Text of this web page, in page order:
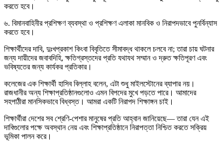
করতে হবে।
৬. বিমানবাহিনীর প্রশিক্ষণ ব্যবস্থা ও প্রশিক্ষণ এলাকা মানবিক ও নিরাপদভাবে পুনর্বিন্যাস
করতে হবে।
শিক্ষার্থীদের দাবি, দুঃখপ্রকাশ কিংবা বিবৃতিতে সীমাবদ্ধ থাকলে চলবে না; তারা চায় ঘটনার
জন্য দায়ীদের জবাবদিহি, ক্ষতিগ্রস্তদের প্রতি যথাযথ সম্মান ও দ্রুত ক্ষতিপূরণ এবং
ভবিষ্যতের জন্য কার্যকর প্রতিকার।
কলেজের এক শিক্ষার্থী হাসিব বিল্লাহ বলেন, এটা শুধু মাইলস্টোনের ব্যাপার নয়।
রাজধানীর অন্য শিক্ষাপ্রতিষ্ঠানগুলোও এমন বিপদের মুখে পড়তে পারে। আমাদের
সহপাঠীরা মানসিকভাবে বিধ্বস্ত। আমরা একটি নিরাপদ শিক্ষাঙ্গন চাই।
শিক্ষার্থীরা দেশের সব শ্রেণি-পেশার মানুষের প্রতি আহ্বান জানিয়েছে— তারা যেন এই
দাবিগুলোর পক্ষে অবস্থান নেয় এবং শিক্ষাপ্রতিষ্ঠানে নিরাপত্তা নিশ্চিত করতে সক্রিয়
ভূমিকা পালন করে।